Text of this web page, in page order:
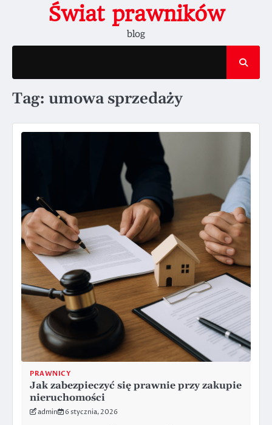
Świat prawników
blog
Tag: umowa sprzedaży
PRAWNICY
Jak zabezpieczyć się prawnie przy zakupie
nieruchomości
admin 6 stycznia, 2026